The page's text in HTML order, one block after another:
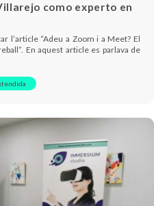
como experto en
l’article “Adeu a Zoom i a Meet? El
En aquest article es parlava de